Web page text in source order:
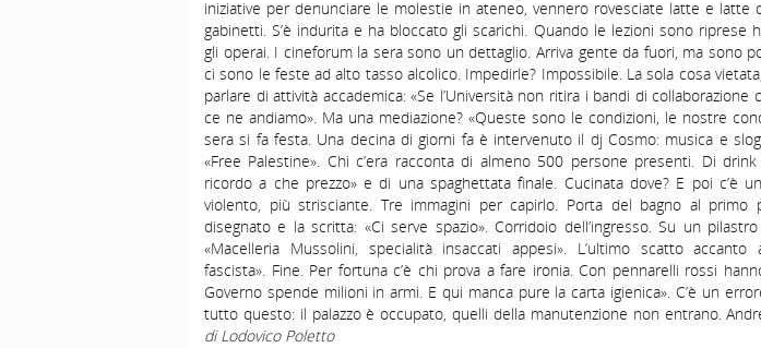
iniziative per denunciare le molestie in ateneo, vennero rovesciate latte e latte
gabinetti. S’è indurita e ha bloccato gli scarichi. Quando le lezioni sono riprese
gli operai. I cineforum la sera sono un dettaglio. Arriva gente da fuori, ma sono
ci sono le feste ad alto tasso alcolico. Impedirle? Impossibile. La sola cosa
parlare di attività accademica: «Se l’Università non ritira i bandi di collaborazione
ce ne andiamo». Ma una mediazione? «Queste sono le condizioni, le nostre
sera si fa festa. Una decina di giorni fa è intervenuto il dj Cosmo: musica e
«Free Palestine». Chi c’era racconta di almeno 500 persone presenti. Di
ricordo a che prezzo» e di una spaghettata finale. Cucinata dove? E poi c’è
violento, più strisciante. Tre immagini per capirlo. Porta del bagno al primo
disegnato e la scritta: «Ci serve spazio». Corridoio dell’ingresso. Su un
«Macelleria Mussolini, specialità insaccati appesi». L’ultimo scatto accanto
fascista». Fine. Per fortuna c’è chi prova a fare ironia. Con pennarelli rossi
Governo spende milioni in armi. E qui manca pure la carta igienica». C’è un
tutto questo: il palazzo è occupato, quelli della manutenzione non entrano.
di Lodovico Poletto